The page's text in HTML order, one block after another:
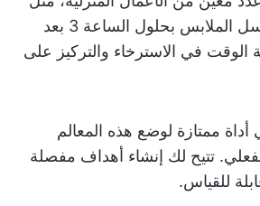
التحضير للعشاء وغسل الملابس بحلول الساعة 3 بعد
الوقت في الاسترخاء والتركيز على
أداة ممتازة لوضع هذه المعالم
تتيح لك إنشاء أهداف مفصلة
للقياس.